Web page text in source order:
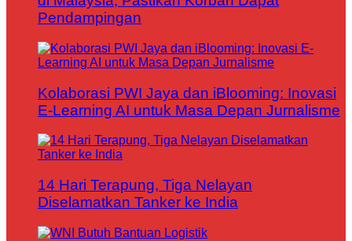
Pendampingan
Kolaborasi PWI Jaya dan iBlooming: Inovasi
E-Learning AI untuk Masa Depan Jurnalisme
14 Hari Terapung, Tiga Nelayan
Diselamatkan Tanker ke India